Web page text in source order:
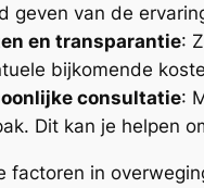
geven van de
en transparantie:
bijkomende
consultatie:
Dit kan je helpen
factoren in